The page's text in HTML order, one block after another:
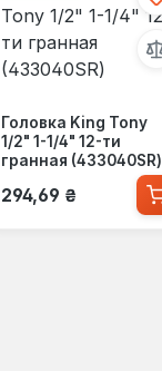
Головка King Tony
1/2" 1-1/4" 12-ти
гранная (433040SR)
Обычная цена:
294,69 ₴